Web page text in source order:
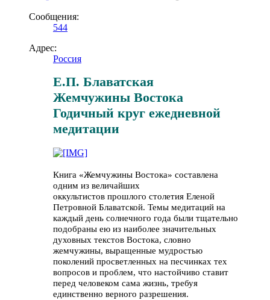
Сообщения:
544
Адрес:
Россия
Е.П. Блаватская
Жемчужины Востока
Годичный круг ежедневной
медитации
Книга «Жемчужины Востока» составлена
одним из величайших
оккультистов прошлого столетия Еленой
Петровной Блаватской. Темы медитаций на
каждый день солнечного года были тщательно
подобраны ею из наиболее значительных
духовных текстов Востока, словно
жемчужины, выращенные мудростью
поколений просветленных на песчинках тех
вопросов и проблем, что настойчиво ставит
перед человеком сама жизнь, требуя
единственно верного разрешения.